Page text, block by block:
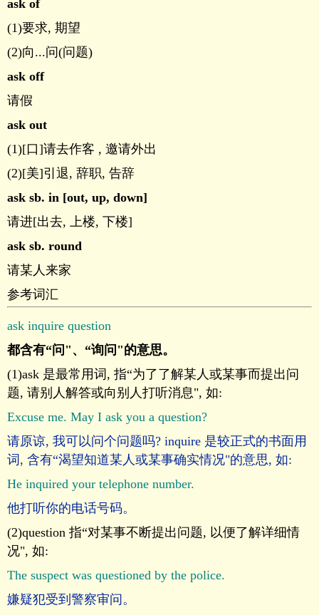
ask of
(1)要求, 期望
(2)向...问(问题)
ask off
请假
ask out
(1)[口]请去作客 , 邀请外出
(2)[美]引退, 辞职, 告辞
ask sb. in [out, up, down]
请进[出去, 上楼, 下楼]
ask sb. round
请某人来家
参考词汇
ask inquire question
都含有“问"、“询问"的意思。
(1)ask 是最常用词, 指“为了了解某人或某事而提出问
题, 请别人解答或向别人打听消息", 如:
Excuse me. May I ask you a question?
请原谅, 我可以问个问题吗? inquire 是较正式的书面用
词, 含有“渴望知道某人或某事确实情况"的意思, 如:
He inquired your telephone number.
他打听你的电话号码。
(2)question 指“对某事不断提出问题, 以便了解详细情
况", 如:
The suspect was questioned by the police.
嫌疑犯受到警察审问。